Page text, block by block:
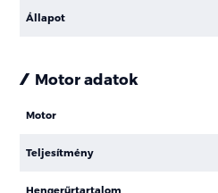
Állapot
Motor adatok
Motor
Teljesítmény
Hengerűrtartalom